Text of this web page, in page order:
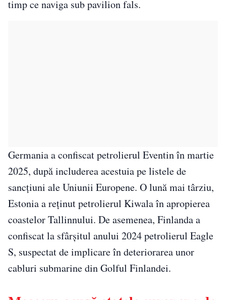
timp ce naviga sub pavilion fals.
Germania a confiscat petrolierul Eventin în martie
2025, după includerea acestuia pe listele de
sancțiuni ale Uniunii Europene. O lună mai târziu,
Estonia a reținut petrolierul Kiwala în apropierea
coastelor Tallinnului. De asemenea, Finlanda a
confiscat la sfârșitul anului 2024 petrolierul Eagle
S, suspectat de implicare în deteriorarea unor
cabluri submarine din Golful Finlandei.